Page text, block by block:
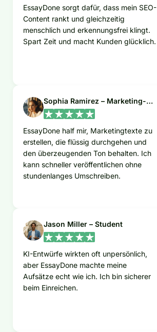
EssayDone sorgt dafür, dass mein SEO-
Content rankt und gleichzeitig
menschlich und erkennungsfrei klingt.
Spart Zeit und macht Kunden glücklich.
Sophia Ramirez – Marketing-Managerin
EssayDone half mir, Marketingtexte zu
erstellen, die flüssig durchgehen und
den überzeugenden Ton behalten. Ich
kann schneller veröffentlichen ohne
stundenlanges Umschreiben.
Jason Miller – Student
KI-Entwürfe wirkten oft unpersönlich,
aber EssayDone machte meine
Aufsätze echt wie ich. Ich bin sicherer
beim Einreichen.